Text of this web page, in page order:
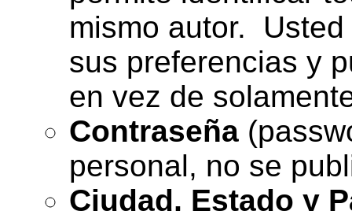
mismo autor.
sus preferencias y
en vez de
Contraseña
personal, no se
Ciudad, Estado y